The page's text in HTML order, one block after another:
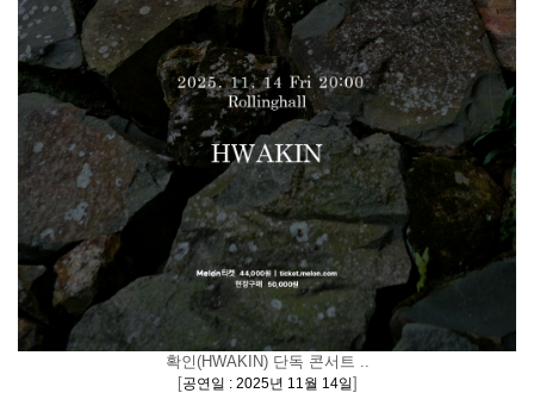
확인(HWAKIN) 단독 콘서트 ..
[공연일 : 2025년 11월 14일]